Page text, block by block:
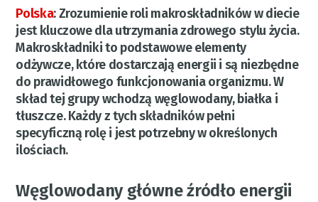
Polska:Zrozumienie roli makroskładników w diecie
jest kluczowe dla utrzymania zdrowego stylu życia.
Makroskładniki to podstawowe elementy
odżywcze, które dostarczają energii i są niezbędne
do prawidłowego funkcjonowania organizmu. W
skład tej grupy wchodzą węglowodany, białka i
tłuszcze. Każdy z tych składników pełni
specyficzną rolę i jest potrzebny w określonych
ilościach.
Węglowodany główne źródło energii